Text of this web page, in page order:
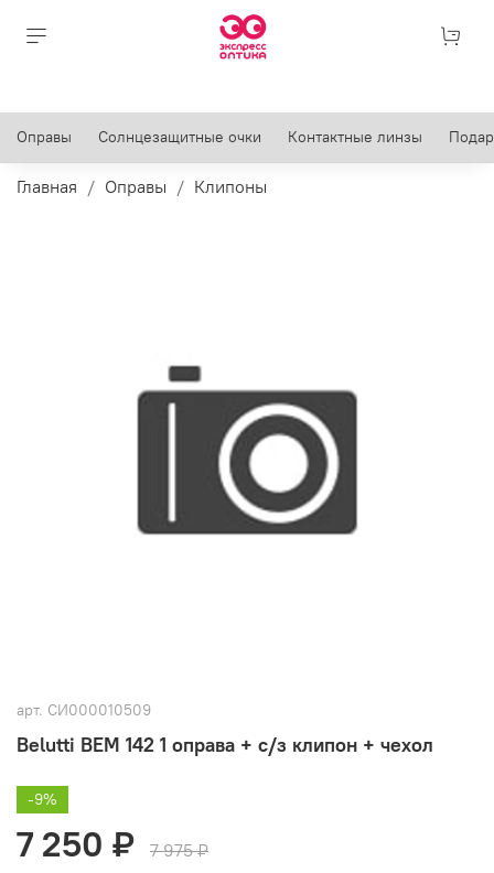
Оправы Солнцезащитные очки Контактные линзы
Главная Оправы Клипоны
арт. СИ000010509
Belutti BEM 142 1 оправа + с/з клипон + чехол
-9%
7 250 ₽
7 975 ₽